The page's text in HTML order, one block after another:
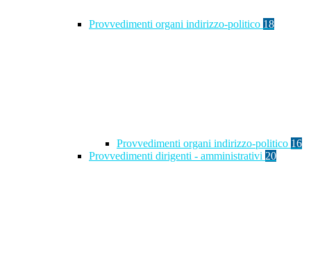
Provvedimenti organi indirizzo-politico 18
Provvedimenti organi indirizzo-politico 16
Provvedimenti dirigenti - amministrativi 20